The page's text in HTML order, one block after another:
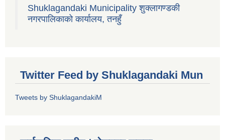
Shuklagandaki Municipality शुक्लागण्डकी
नगरपालिकाको कार्यालय, तनहुँ
Twitter Feed by Shuklagandaki Mun
Tweets by ShuklagandakiM